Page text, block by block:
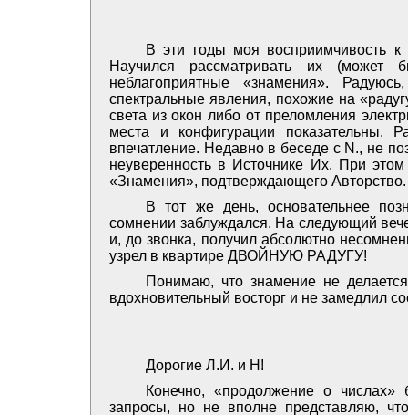
В эти годы моя восприимчивость
Научился рассматривать их (может
неблагоприятные «знамения».
спектральные явления, похожие на
света из окон либо от преломления
места и конфигурации показательны.
впечатление. Недавно в беседе с N., не
неуверенность в Источнике Их. При
«Знамения», подтверждающего Авторство.
В тот же день, основательнее
сомнении заблуждался. На следующий
и, до звонка, получил абсолютно
узрел в квартире ДВОЙНУЮ РАДУГУ!
Понимаю, что знамение не
вдохновительный восторг и не замедлил
Дорогие Л.И. и Н!
Конечно, «продолжение о
запросы, но не вполне представляю,